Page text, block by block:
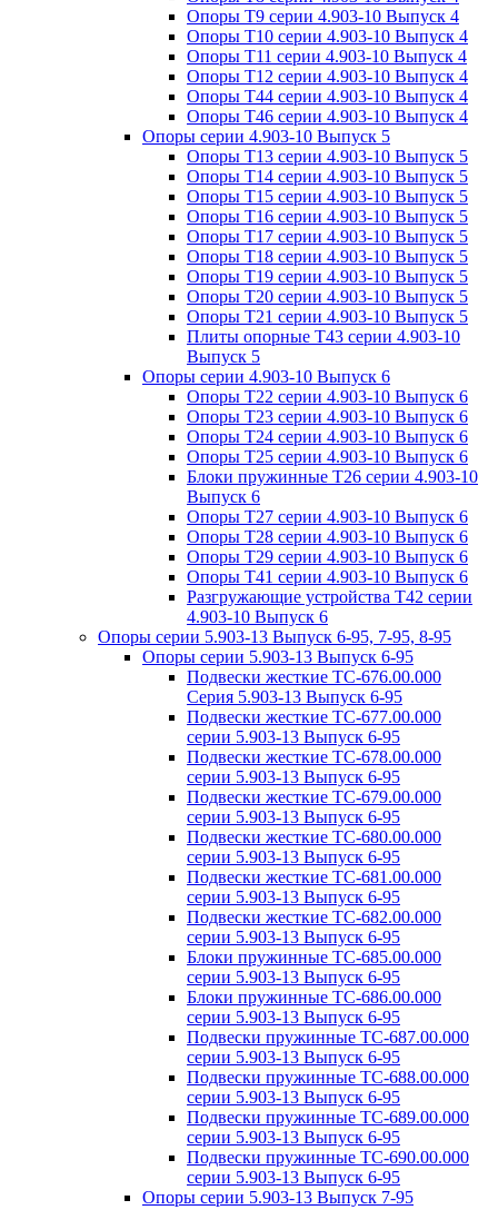
Опоры Т9 серии 4.903-10 Выпуск 4
Опоры Т10 серии 4.903-10 Выпуск 4
Опоры Т11 серии 4.903-10 Выпуск 4
Опоры Т12 серии 4.903-10 Выпуск 4
Опоры Т44 серии 4.903-10 Выпуск 4
Опоры Т46 серии 4.903-10 Выпуск 4
Опоры серии 4.903-10 Выпуск 5
Опоры Т13 серии 4.903-10 Выпуск 5
Опоры Т14 серии 4.903-10 Выпуск 5
Опоры Т15 серии 4.903-10 Выпуск 5
Опоры Т16 серии 4.903-10 Выпуск 5
Опоры Т17 серии 4.903-10 Выпуск 5
Опоры Т18 серии 4.903-10 Выпуск 5
Опоры Т19 серии 4.903-10 Выпуск 5
Опоры Т20 серии 4.903-10 Выпуск 5
Опоры Т21 серии 4.903-10 Выпуск 5
Плиты опорные Т43 серии 4.903-10
Выпуск 5
Опоры серии 4.903-10 Выпуск 6
Опоры Т22 серии 4.903-10 Выпуск 6
Опоры Т23 серии 4.903-10 Выпуск 6
Опоры Т24 серии 4.903-10 Выпуск 6
Опоры Т25 серии 4.903-10 Выпуск 6
Блоки пружинные Т26 серии 4.903-10
Выпуск 6
Опоры Т27 серии 4.903-10 Выпуск 6
Опоры Т28 серии 4.903-10 Выпуск 6
Опоры Т29 серии 4.903-10 Выпуск 6
Опоры Т41 серии 4.903-10 Выпуск 6
Разгружающие устройства Т42 серии
4.903-10 Выпуск 6
Опоры серии 5.903-13 Выпуск 6-95, 7-95, 8-95
Опоры серии 5.903-13 Выпуск 6-95
Подвески жесткие ТС-676.00.000
Серия 5.903-13 Выпуск 6-95
Подвески жесткие ТС-677.00.000
серии 5.903-13 Выпуск 6-95
Подвески жесткие ТС-678.00.000
серии 5.903-13 Выпуск 6-95
Подвески жесткие ТС-679.00.000
серии 5.903-13 Выпуск 6-95
Подвески жесткие ТС-680.00.000
серии 5.903-13 Выпуск 6-95
Подвески жесткие ТС-681.00.000
серии 5.903-13 Выпуск 6-95
Подвески жесткие ТС-682.00.000
серии 5.903-13 Выпуск 6-95
Блоки пружинные ТС-685.00.000
серии 5.903-13 Выпуск 6-95
Блоки пружинные ТС-686.00.000
серии 5.903-13 Выпуск 6-95
Подвески пружинные ТС-687.00.000
серии 5.903-13 Выпуск 6-95
Подвески пружинные ТС-688.00.000
серии 5.903-13 Выпуск 6-95
Подвески пружинные ТС-689.00.000
серии 5.903-13 Выпуск 6-95
Подвески пружинные ТС-690.00.000
серии 5.903-13 Выпуск 6-95
Опоры серии 5.903-13 Выпуск 7-95